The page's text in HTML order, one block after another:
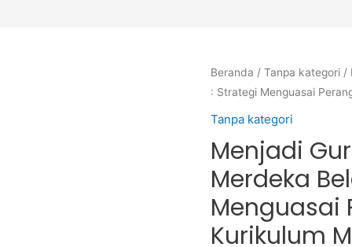
Beranda /Tanpa kategori /
: Strategi Menguasai
Tanpa kategori
Menjadi
Merdeka
Menguasai
Kurikulum